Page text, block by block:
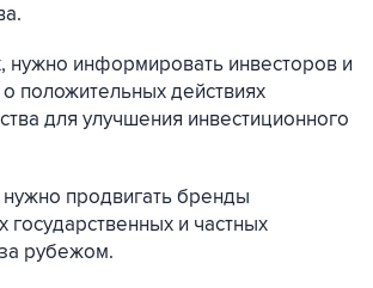
нужно информировать инвесторов и
положительных действиях
для улучшения инвестиционного
нужно продвигать бренды
государственных и частных
рубежом.